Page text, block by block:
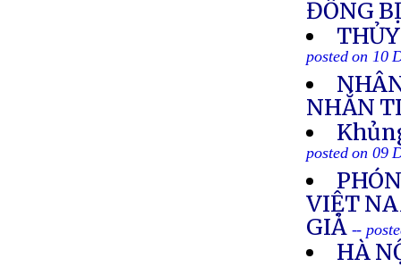
ĐỒNG
posted on 10
NHẮN
posted on 09
VIỆT
GIẢ --
HÀ